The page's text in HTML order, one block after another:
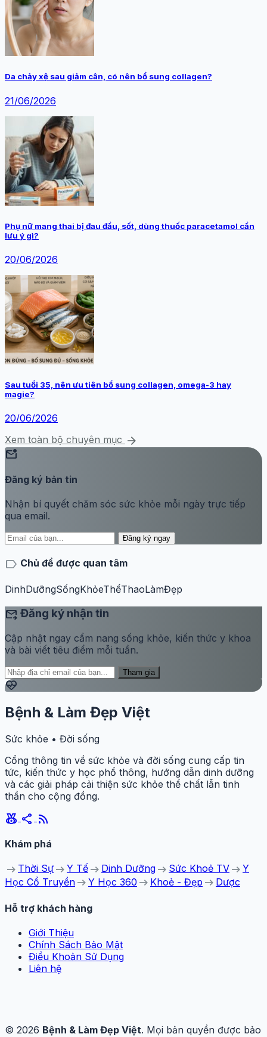
Da chảy xệ sau giảm cân, có nên bổ sung collagen?
21/06/2026
Phụ nữ mang thai bị đau đầu, sốt, dùng thuốc paracetamol cần
lưu ý gì?
20/06/2026
Sau tuổi 35, nên ưu tiên bổ sung collagen, omega-3 hay
magie?
20/06/2026
Xem toàn bộ chuyên mục arrow_forward
mark_email_unread
Đăng ký bản tin
Nhận bí quyết chăm sóc sức khỏe mỗi ngày trực tiếp
qua email.
Đăng ký ngay
label Chủ đề được quan tâm
DinhDưỡngSốngKhỏeThểThaoLàmĐẹp
forward_to_inbox Đăng ký nhận tin
Cập nhật ngay cẩm nang sống khỏe, kiến thức y khoa
và bài viết tiêu điểm mỗi tuần.
Tham gia
ecg_heart
Bệnh & Làm Đẹp Việt
Sức khỏe • Đời sống
Cổng thông tin về sức khỏe và đời sống cung cấp tin
tức, kiến thức y học phổ thông, hướng dẫn dinh dưỡng
và các giải pháp cải thiện sức khỏe thể chất lẫn tinh
thần cho cộng đồng.
social_leaderboard share rss_feed
Khám phá
arrow_right_alt Thời Sự arrow_right_alt Y Tế arrow_right_alt Dinh Dưỡng arrow_right_alt Sức Khoẻ TV arrow_right_alt Y
Học Cổ Truyền arrow_right_alt Y Học 360 arrow_right_alt Khoẻ - Đẹp arrow_right_alt Dược
Hỗ trợ khách hàng
Giới Thiệu
Chính Sách Bảo Mật
Điều Khoản Sử Dụng
Liên hệ
© 2026 Bệnh & Làm Đẹp Việt. Mọi bản quyền được bảo